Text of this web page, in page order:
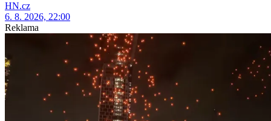
HN.cz
6. 8. 2026, 22:00
Reklama